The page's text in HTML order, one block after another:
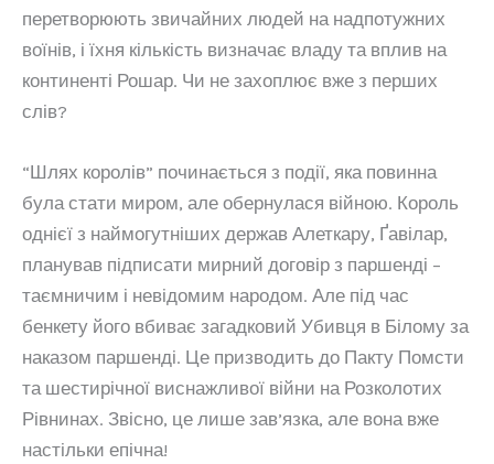
перетворюють звичайних людей на надпотужних
воїнів, і їхня кількість визначає владу та вплив на
континенті Рошар. Чи не захоплює вже з перших
слів?
“Шлях королів” починається з події, яка повинна
була стати миром, але обернулася війною. Король
однієї з наймогутніших держав Алеткару, Ґавілар,
планував підписати мирний договір з паршенді –
таємничим і невідомим народом. Але під час
бенкету його вбиває загадковий Убивця в Білому за
наказом паршенді. Це призводить до Пакту Помсти
та шестирічної виснажливої війни на Розколотих
Рівнинах. Звісно, це лише зав’язка, але вона вже
настільки епічна!